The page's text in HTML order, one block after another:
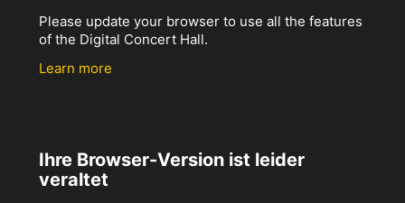
Please update your browser to use all the features
of the Digital Concert Hall.
Learn more
Ihre Browser-Version ist leider
veraltet